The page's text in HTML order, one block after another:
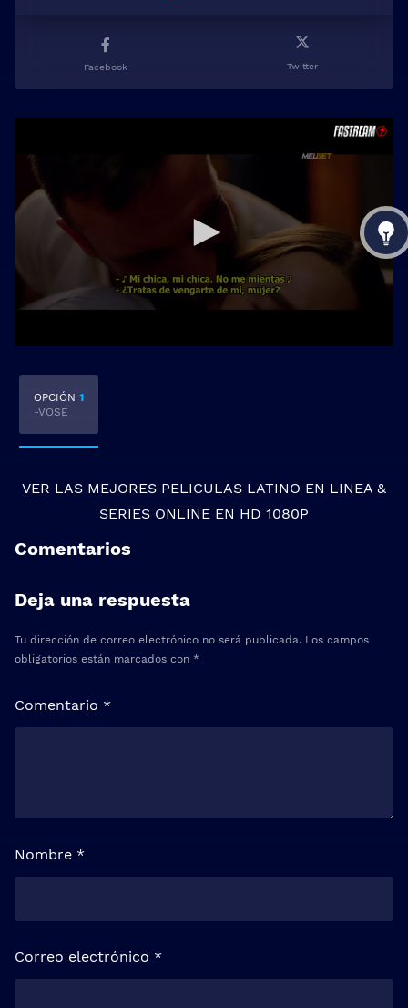
Facebook Twitter
OPCIÓN 1
-VOSE
VER LAS MEJORES PELICULAS LATINO EN LINEA &
SERIES ONLINE EN HD 1080P
Comentarios
Deja una respuesta
Tu dirección de correo electrónico no será publicada. Los campos
obligatorios están marcados con *
Comentario *
Nombre *
Correo electrónico *